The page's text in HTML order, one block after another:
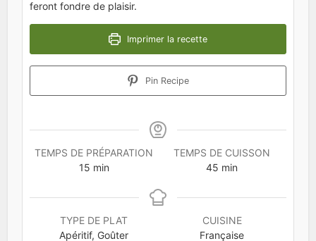
feront fondre de plaisir.
Imprimer la recette
Pin Recipe
TEMPS DE PRÉPARATION
15minutes
min
TEMPS DE CUISSON
45 minutes
min
TYPE DE PLAT
Apéritif, Goûter
CUISINE
Française